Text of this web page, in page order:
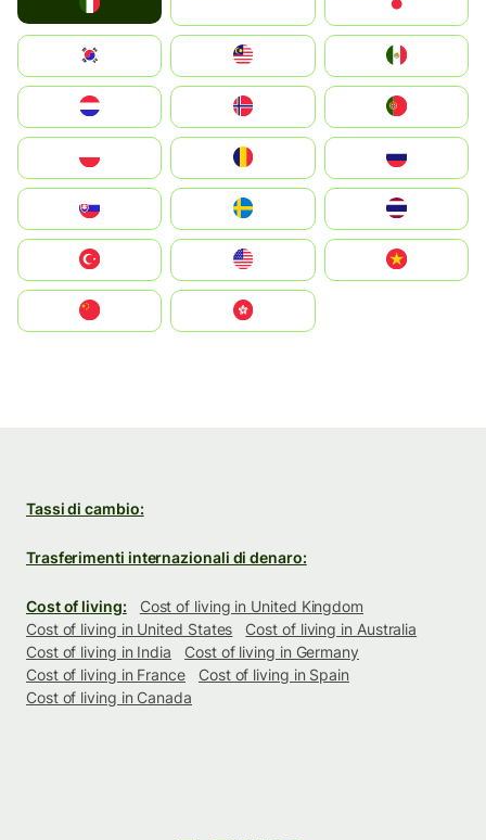
South Korea
United States
中國香港特別行政區
Tassi di cambio:
Trasferimenti internazionali di denaro:
Cost of living:
Cost of living in United Kingdom
Cost of living in United States
Cost of living in Australia
Cost of living in India
Cost of living in Germany
Cost of living in France
Cost of living in Spain
Cost of living in Canada